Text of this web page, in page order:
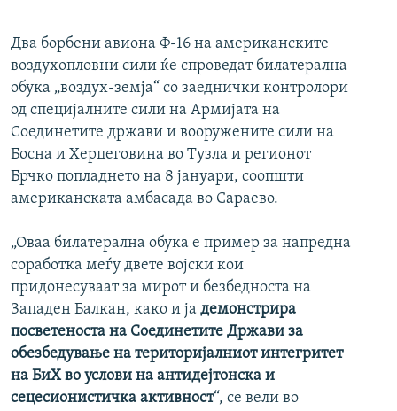
Два борбени авиона Ф-16 на американските
воздухопловни сили ќе спроведат билатерална
обука „воздух-земја“ со заеднички контролори
од специјалните сили на Армијата на
Соединетите држави и вооружените сили на
Босна и Херцеговина во Тузла и регионот
Брчко попладнето на 8 јануари, соопшти
американската амбасада во Сараево.
„Оваа билатерална обука е пример за напредна
соработка меѓу двете војски кои
придонесуваат за мирот и безбедноста на
Западен Балкан, како и ја демонстрира
посветеноста на Соединетите Држави за
обезбедување на територијалниот интегритет
на БиХ во услови на антидејтонска и
сецесионистичка активност“, се вели во